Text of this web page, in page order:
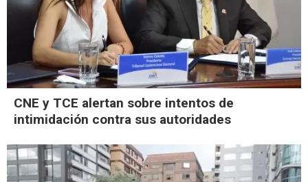
CNE y TCE alertan sobre intentos de
intimidación contra sus autoridades